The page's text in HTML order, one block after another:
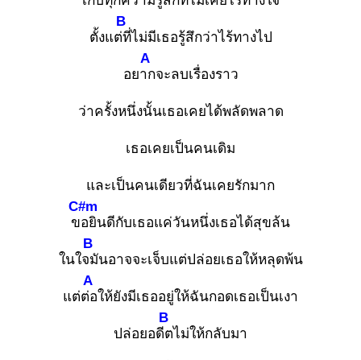
ตั้งแต่ที่
B
ไม่มีเธอรู้สึกว่าไร้ทางไป
อยาก
A
จะลบเรื่องราว
ว่าครั้งหนึ่งนั้นเธอเคยได้พลัดพลาด
เธอเคยเป็นคนเดิม
และเป็นคนเดียวที่ฉันเคยรักมาก
ขอ
C#m
ยินดีกับเธอแค่วันหนึ่งเธอได้สุขล้น
ในใจมั
B
นอาจจะเจ็บแต่ปล่อยเธอให้หลุดพ้น
แต่ต่อ
A
ให้ยังมีเธออยู่ให้ฉันกอดเธอเป็นเงา
ปล่อยอดีต
B
ไม่ให้กลับมา